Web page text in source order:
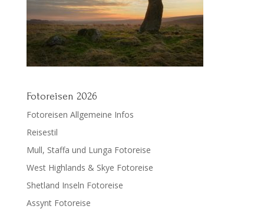
Fotoreisen 2026
Fotoreisen Allgemeine Infos
Reisestil
Mull, Staffa und Lunga Fotoreise
West Highlands & Skye Fotoreise
Shetland Inseln Fotoreise
Assynt Fotoreise